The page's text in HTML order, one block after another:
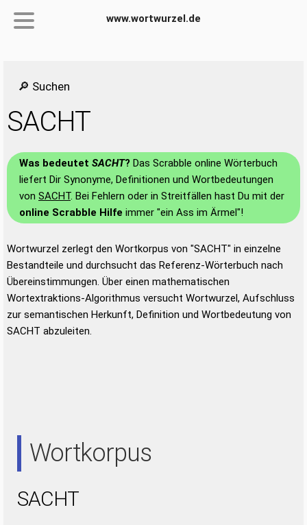
www.wortwurzel.de
🔎 Suchen
SACHT
Was bedeutet SACHT? Das Scrabble online Wörterbuch
liefert Dir Synonyme, Definitionen und Wortbedeutungen
von SACHT. Bei Fehlern oder in Streitfällen hast Du mit der
online Scrabble Hilfe immer "ein Ass im Ärmel"!
Wortwurzel zerlegt den Wortkorpus von "SACHT" in einzelne
Bestandteile und durchsucht das Referenz-Wörterbuch nach
Übereinstimmungen. Über einen mathematischen
Wortextraktions-Algorithmus versucht Wortwurzel, Aufschluss
zur semantischen Herkunft, Definition und Wortbedeutung von
SACHT abzuleiten.
Wortkorpus
SACHT